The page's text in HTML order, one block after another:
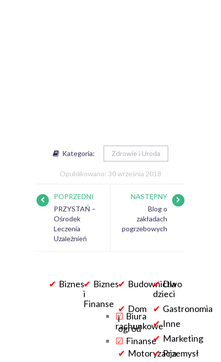
Kategoria: Zdrowie i Uroda
Opublikowano: 30 września 2018
POPRZEDNI
PRZYSTAŃ –
Ośrodek
Leczenia
Uzależnień
NASTĘPNY
Blog o
zakładach
pogrzebowych
Biznes
Biznes
i
Finanse
Biura
rachunkowe
Finanse
Budownictwo
Dla
dzieci
Dom
i
ogród
Gastronomia
Inne
Marketing
MotoryzacjaPrzemysł